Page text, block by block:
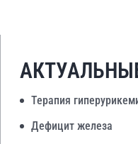
Терапия
Дефицит железа